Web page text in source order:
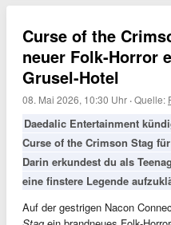
Curse of the
neuer Folk-Horror
Grusel-Hotel
08. Mai 2026, 10:30 Uhr ·Quelle:
Daedalic Entertainment
Curse of the Crimson Stag
Darin erkundest du als
eine finstere Legende
Auf der gestrigen Nacon